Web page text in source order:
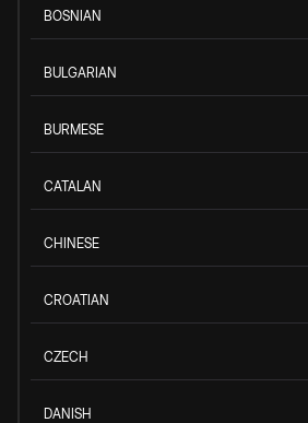
BOSNIAN
BULGARIAN
BURMESE
CATALAN
CHINESE
CROATIAN
CZECH
DANISH